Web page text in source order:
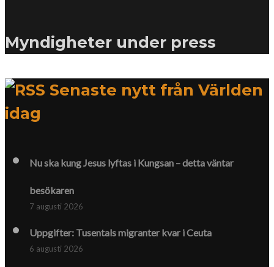
Myndigheter under press
Senaste nytt från Världen
idag
Nu ska kung Jesus lyftas i Kungsan – detta väntar
besökaren
7 augusti 2026
Uppgifter: Tusentals migranter kvar i Ceuta
6 augusti 2026